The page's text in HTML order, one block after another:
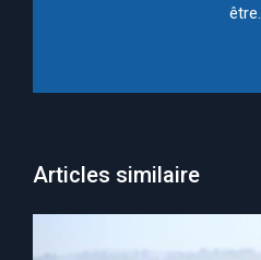
être.
Articles similaire